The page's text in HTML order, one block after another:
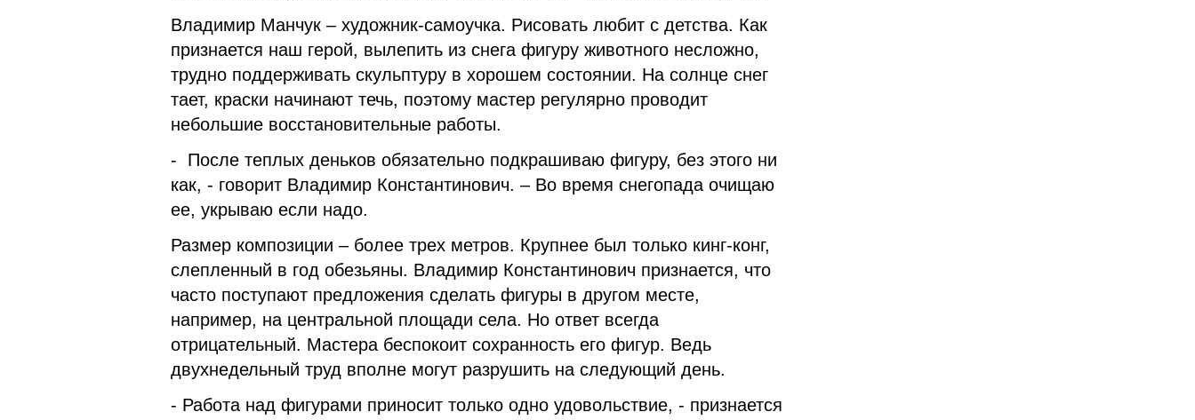
Владимир Манчук – художник-самоучка. Рисовать любит с детства. Как
признается наш герой, вылепить из снега фигуру животного несложно,
трудно поддерживать скульптуру в хорошем состоянии. На солнце снег
тает, краски начинают течь, поэтому мастер регулярно проводит
небольшие восстановительные работы.
- После теплых деньков обязательно подкрашиваю фигуру, без этого ни
как, - говорит Владимир Константинович. – Во время снегопада очищаю
ее, укрываю если надо.
Размер композиции – более трех метров. Крупнее был только кинг-конг,
слепленный в год обезьяны. Владимир Константинович признается, что
часто поступают предложения сделать фигуры в другом месте,
например, на центральной площади села. Но ответ всегда
отрицательный. Мастера беспокоит сохранность его фигур. Ведь
двухнедельный труд вполне могут разрушить на следующий день.
- Работа над фигурами приносит только одно удовольствие, - признается